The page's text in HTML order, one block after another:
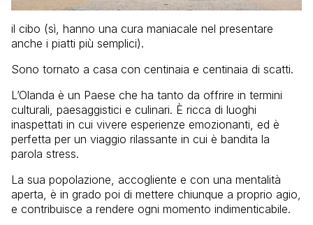
il cibo (sì, hanno una cura maniacale nel presentare
anche i piatti più semplici).
Sono tornato a casa con centinaia e centinaia di scatti.
L’Olanda è un Paese che ha tanto da offrire in termini
culturali, paesaggistici e culinari. È ricca di luoghi
inaspettati in cui vivere esperienze emozionanti, ed è
perfetta per un viaggio rilassante in cui è bandita la
parola stress.
La sua popolazione, accogliente e con una mentalità
aperta, è in grado poi di mettere chiunque a proprio agio,
e contribuisce a rendere ogni momento indimenticabile.